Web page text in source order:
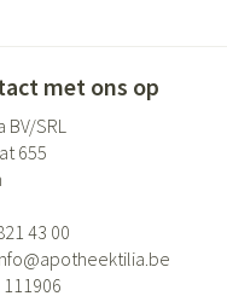
met ons op
BV/SRL
655
43 00
apotheektilia.be
111906